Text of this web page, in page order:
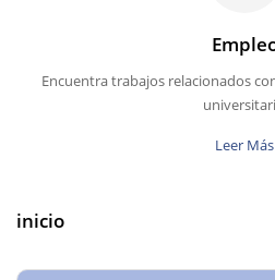
Encuentra trabajos relacionados
Leer Más
inicio